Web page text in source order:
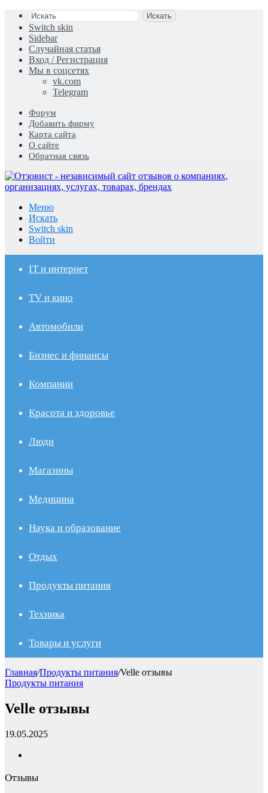
Искать
Switch skin
Sidebar
Случайная статья
Вход / Регистрация
Мы в соцсетях
vk.com
Telegram
Форум
Добавить фирму
Карта сайта
О сайте
Обратная связь
Меню
Искать
Switch skin
Войти
IT и интернет
TV и кино
Автомобили
Бизнес и финансы
Компании
Красота и здоровье
Люди
Магазины
Медицина
Наука и образование
Отдых
Продукты питания
Техника
Товары и услуги
Главная/Продукты питания/Velle отзывы
Продукты питания
Velle отзывы
19.05.2025
Отзывы